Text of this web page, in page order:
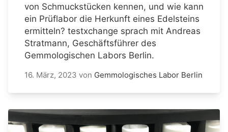
von Schmuckstücken kennen, und wie kann
ein Prüflabor die Herkunft eines Edelsteins
ermitteln? testxchange sprach mit Andreas
Stratmann, Geschäftsführer des
Gemmologischen Labors Berlin.
16. März, 2023 von Gemmologisches Labor Berlin